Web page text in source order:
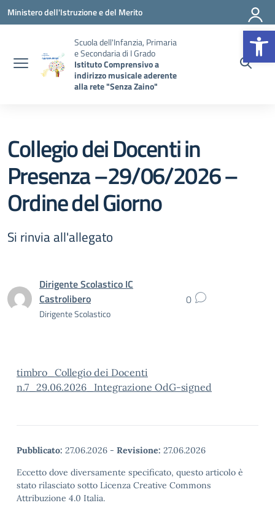
Vai ai contenuti
Vai al menu di navigazione
Vai al footer
Ministero dell'Istruzione e del Merito
Scuola dell'Infanzia, Primaria
e Secondaria di I Grado
Istituto Comprensivo a
indirizzo musicale aderente
alla rete "Senza Zaino"
Collegio dei Docenti in
Presenza –29/06/2026 –
Ordine del Giorno
Si rinvia all'allegato
Dirigente Scolastico IC
Castrolibero
Dirigente Scolastico
0
timbro_Collegio dei Docenti
n.7_29.06.2026_Integrazione OdG-signed
Pubblicato: 27.06.2026 - Revisione: 27.06.2026
Eccetto dove diversamente specificato, questo articolo è
stato rilasciato sotto Licenza Creative Commons
Attribuzione 4.0 Italia.